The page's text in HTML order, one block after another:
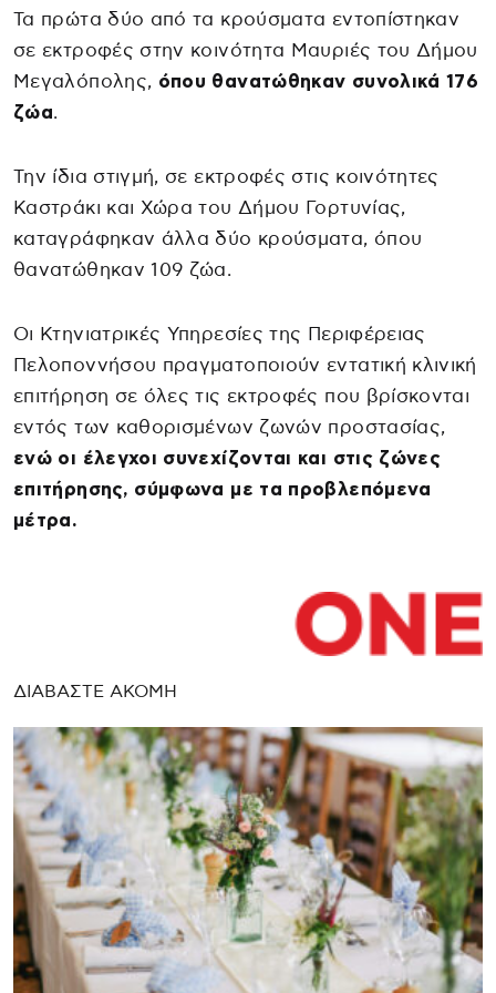
Τα πρώτα δύο από τα κρούσματα εντοπίστηκαν
σε εκτροφές στην κοινότητα Μαυριές του Δήμου
Μεγαλόπολης, όπου θανατώθηκαν συνολικά 176
ζώα.
Την ίδια στιγμή, σε εκτροφές στις κοινότητες
Καστράκι και Χώρα του Δήμου Γορτυνίας,
καταγράφηκαν άλλα δύο κρούσματα, όπου
θανατώθηκαν 109 ζώα.
Οι Κτηνιατρικές Υπηρεσίες της Περιφέρειας
Πελοποννήσου πραγματοποιούν εντατική κλινική
επιτήρηση σε όλες τις εκτροφές που βρίσκονται
εντός των καθορισμένων ζωνών προστασίας,
ενώ οι έλεγχοι συνεχίζονται και στις ζώνες
επιτήρησης, σύμφωνα με τα προβλεπόμενα
μέτρα.
ΔΙΑΒΑΣΤΕ ΑΚΟΜΗ